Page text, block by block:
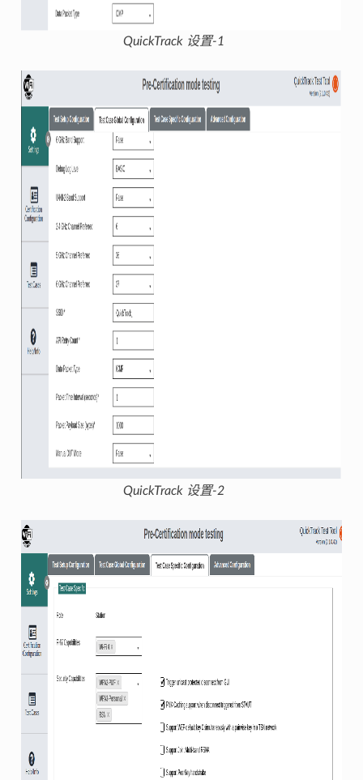
QuickTrack 设置-1
QuickTrack 设置-2